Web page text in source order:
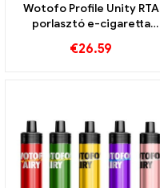
Wotofo Profile Unity RTA
porlasztó e-cigaretta
€26.59